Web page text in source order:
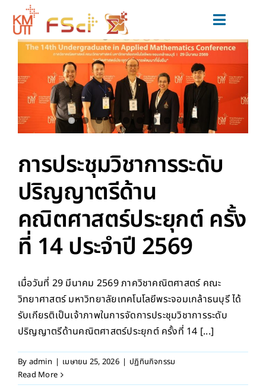
content
Toggle
สมัครเรียน
หลักสูตร
วิจัยและนวัตกรรม
สำหรับนักศึกษาปัจจุบัน
เกี่ยวกับเรา
การประชุมวิชาการระดับ
ปริญญาตรีด้าน
คณิตศาสตร์ประยุกต์ ครั้ง
ที่ 14 ประจำปี 2569
เมื่อวันที่ 29 มีนาคม 2569 ภาควิชาคณิตศาสตร์ คณะ
วิทยาศาสตร์ มหาวิทยาลัยเทคโนโลยีพระจอมเกล้าธนบุรี ได้
รับเกียรติเป็นเจ้าภาพในการจัดการประชุมวิชาการระดับ
ปริญญาตรีด้านคณิตศาสตร์ประยุกต์ ครั้งที่ 14 [...]
By admin | เมษายน 25, 2026 | ปฏิทินกิจกรรม
Read More